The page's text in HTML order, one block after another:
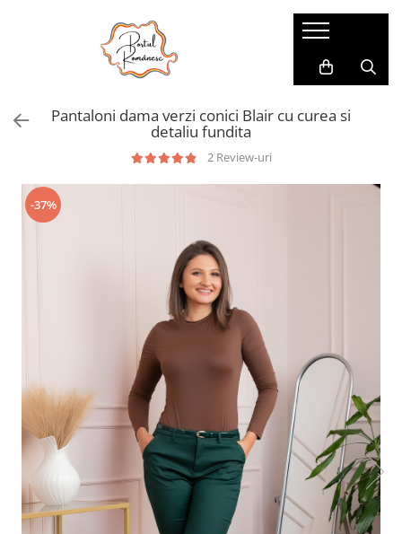
Pijamale Dama Marimi Mari
Pijamale Baieti
Pijamale Fetite
Imbracaminte copii
Imbracaminte Baieti
Pantaloni dama verzi conici Blair cu curea si
detaliu fundita
2 Review-uri
-37%